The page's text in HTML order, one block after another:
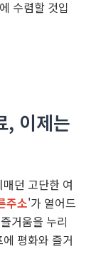
수렴할 것입
, 이제는
던 고단한 여
주소'가 열어드
거움을 누리
평화와 즐거